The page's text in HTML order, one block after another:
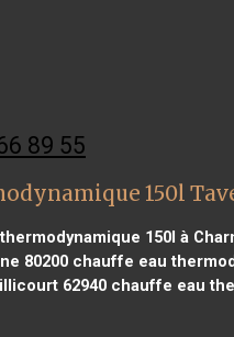
89 55
150l
150l à
80200chauffe eau
62940 chauffe eau